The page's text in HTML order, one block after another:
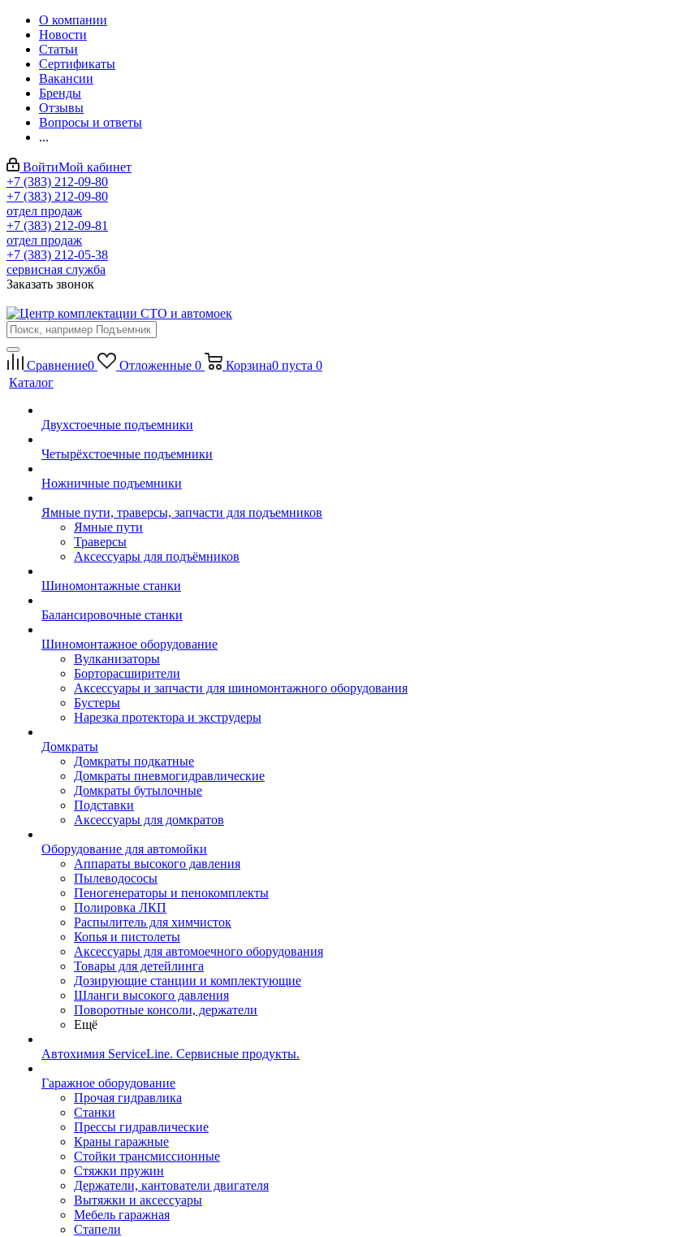
О компании
Новости
Статьи
Сертификаты
Вакансии
Бренды
Отзывы
Вопросы и ответы
...
ВойтиМой кабинет
+7 (383) 212-09-80
+7 (383) 212-09-80
отдел продаж
+7 (383) 212-09-81
отдел продаж
+7 (383) 212-05-38
сервисная служба
Заказать звонок
Сравнение0 Отложенные 0 Корзина0 пуста 0
Каталог
Двухстоечные подъемники
Четырёхстоечные подъемники
Ножничные подъемники
Ямные пути, траверсы, запчасти для подъемников
Ямные пути
Траверсы
Аксессуары для подъёмников
Шиномонтажные станки
Балансировочные станки
Шиномонтажное оборудование
Вулканизаторы
Борторасширители
Аксессуары и запчасти для шиномонтажного оборудования
Бустеры
Нарезка протектора и экструдеры
Домкраты
Домкраты подкатные
Домкраты пневмогидравлические
Домкраты бутылочные
Подставки
Аксессуары для домкратов
Оборудование для автомойки
Аппараты высокого давления
Пылеводососы
Пеногенераторы и пенокомплекты
Полировка ЛКП
Распылитель для химчисток
Копья и пистолеты
Аксессуары для автомоечного оборудования
Товары для детейлинга
Дозирующие станции и комплектующие
Шланги высокого давления
Поворотные консоли, держатели
Ещё
Автохимия ServiceLine. Сервисные продукты.
Гаражное оборудование
Прочая гидравлика
Станки
Прессы гидравлические
Краны гаражные
Стойки трансмиссионные
Стяжки пружин
Держатели, кантователи двигателя
Вытяжки и аксессуары
Мебель гаражная
Стапели